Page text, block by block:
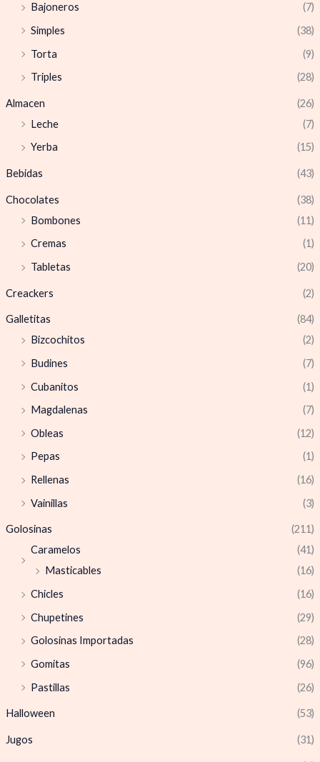
Bajoneros
(7)
Simples
(38)
Torta
(9)
Triples
(28)
Almacen
(26)
Leche
(7)
Yerba
(15)
Bebidas (43)
Chocolates
(38)
Bombones
(11)
Cremas
(1)
Tabletas
(20)
Creackers (2)
Galletitas
(84)
Bizcochitos
(2)
Budines
(7)
Cubanitos
(1)
Magdalenas
(7)
Obleas
(12)
Pepas
(1)
Rellenas
(16)
Vainillas
(3)
Golosinas
(211)
Caramelos
(41)
Masticables
(16)
Chicles
(16)
Chupetines
(29)
Golosinas Importadas
(28)
Gomitas
(96)
Pastillas
(26)
Halloween (53)
Jugos (31)